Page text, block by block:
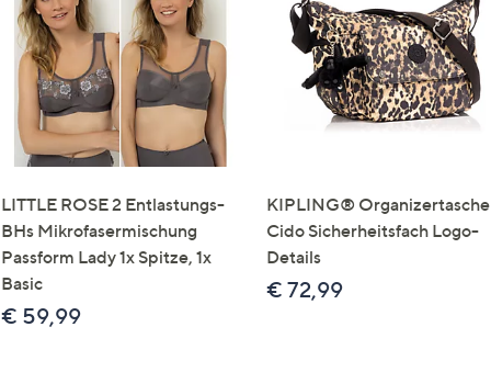
Touch-
Geräten
nach
links
bzw.
rechts,
um
diese
anzuzeigen.
LITTLE ROSE 2 Entlastungs-
BHs Mikrofasermischung
Passform Lady 1x Spitze, 1x
Basic
€ 59,99
KIPLING® Organizertasche
Cido Sicherheitsfach Logo-
Details
€ 72,99